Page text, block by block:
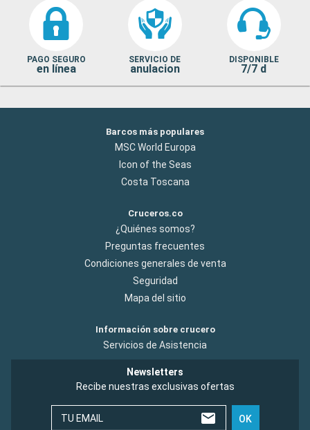
PAGO SEGURO
en línea
SERVICIO DE
anulacion
DISPONIBLE
7/7 d
Barcos más populares
MSC World Europa
Icon of the Seas
Costa Toscana
Cruceros.co
¿Quiénes somos?
Preguntas frecuentes
Condiciones generales de venta
Seguridad
Mapa del sitio
Información sobre crucero
Servicios de Asistencia
Newsletters
Recibe nuestras exclusivas ofertas
TU EMAIL OK